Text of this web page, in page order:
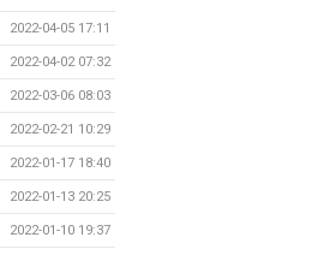
2022-04-05 17:11
2022-04-02 07:32
2022-03-06 08:03
2022-02-21 10:29
2022-01-17 18:40
2022-01-13 20:25
2022-01-10 19:37